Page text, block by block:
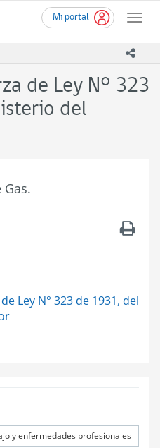
Mi portal
Toggle
de Ley N° 323
del
Gas.
Ley N° 323 de 1931, del
y enfermedades profesionales